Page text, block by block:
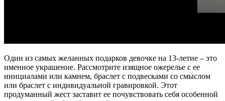
Один из самых желанных подарков девочке на 13-летие – это
именное украшение. Рассмотрите изящное ожерелье с ее
инициалами или камнем, браслет с подвесками со смыслом
или браслет с индивидуальной гравировкой. Этот
продуманный жест заставит ее почувствовать себя особенной